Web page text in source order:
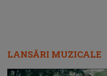
LANSĂRI MUZICALE